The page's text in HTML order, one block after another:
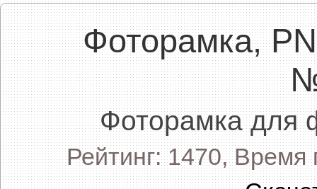
Фоторамка,
Фоторамка для
Рейтинг: 1470, Время